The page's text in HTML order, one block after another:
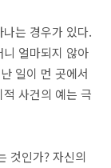
는 경우가 있다.
얼마되지 않아
일이 먼 곳에서
사건의 예는 극
것인가? 자신의